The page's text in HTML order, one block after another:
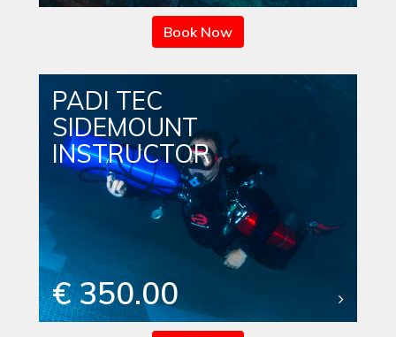
Book Now
PADI TEC
SIDEMOUNT
INSTRUCTOR
€ 350.00